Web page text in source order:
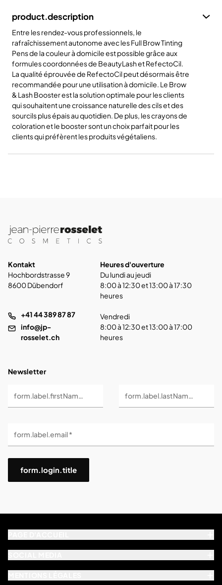
product.description
Entre les rendez-vous professionnels, le
rafraîchissement autonome avec les Full Brow Tinting
Pens de la couleur à domicile est possible grâce aux
formules coordonnées de BeautyLash et RefectoCil.
La qualité éprouvée de RefectoCil peut désormais être
recommandée pour une utilisation à domicile. Le Brow
& Lash Booster est la solution optimale pour les clients
qui souhaitent une croissance naturelle des cils et des
sourcils plus épais au quotidien. De plus, les crayons de
coloration et le booster sont un choix parfait pour les
clients qui préfèrent les produits végétaliens.
Kontakt
Hochbordstrasse 9
8600 Dübendorf
+41 44 389 87 87
info@jp-
rosselet.ch
Heures d'ouverture
Du lundi au jeudi
8:00 à 12:30 et 13:00 à 17:30
heures
Vendredi
8:00 à 12:30 et 13:00 à 17:00
heures
Newsletter
form.label.firstName * form.label.lastName *
form.label.email *
form.login.title